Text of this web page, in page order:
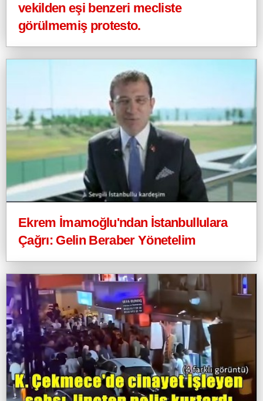
vekilden eşi benzeri mecliste
görülmemiş protesto.
Ekrem İmamoğlu'ndan İstanbullulara
Çağrı: Gelin Beraber Yönetelim